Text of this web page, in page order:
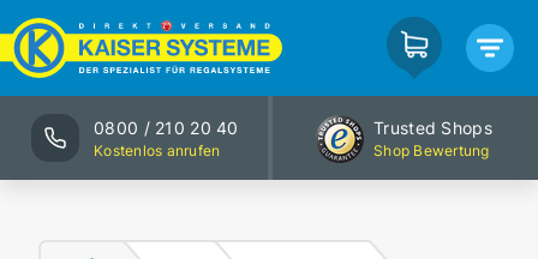
0800 / 210 20 40
Kostenlos anrufen
Trusted Shops
Shop Bewertung